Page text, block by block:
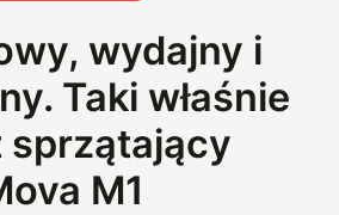
wydajny i
Taki właśnie
sprzątający
M1